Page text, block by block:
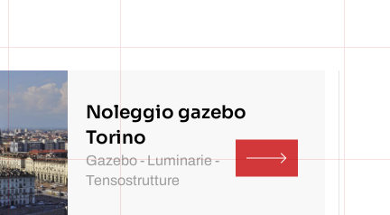
Noleggio gazebo
Torino
Gazebo - Luminarie -
Tensostrutture